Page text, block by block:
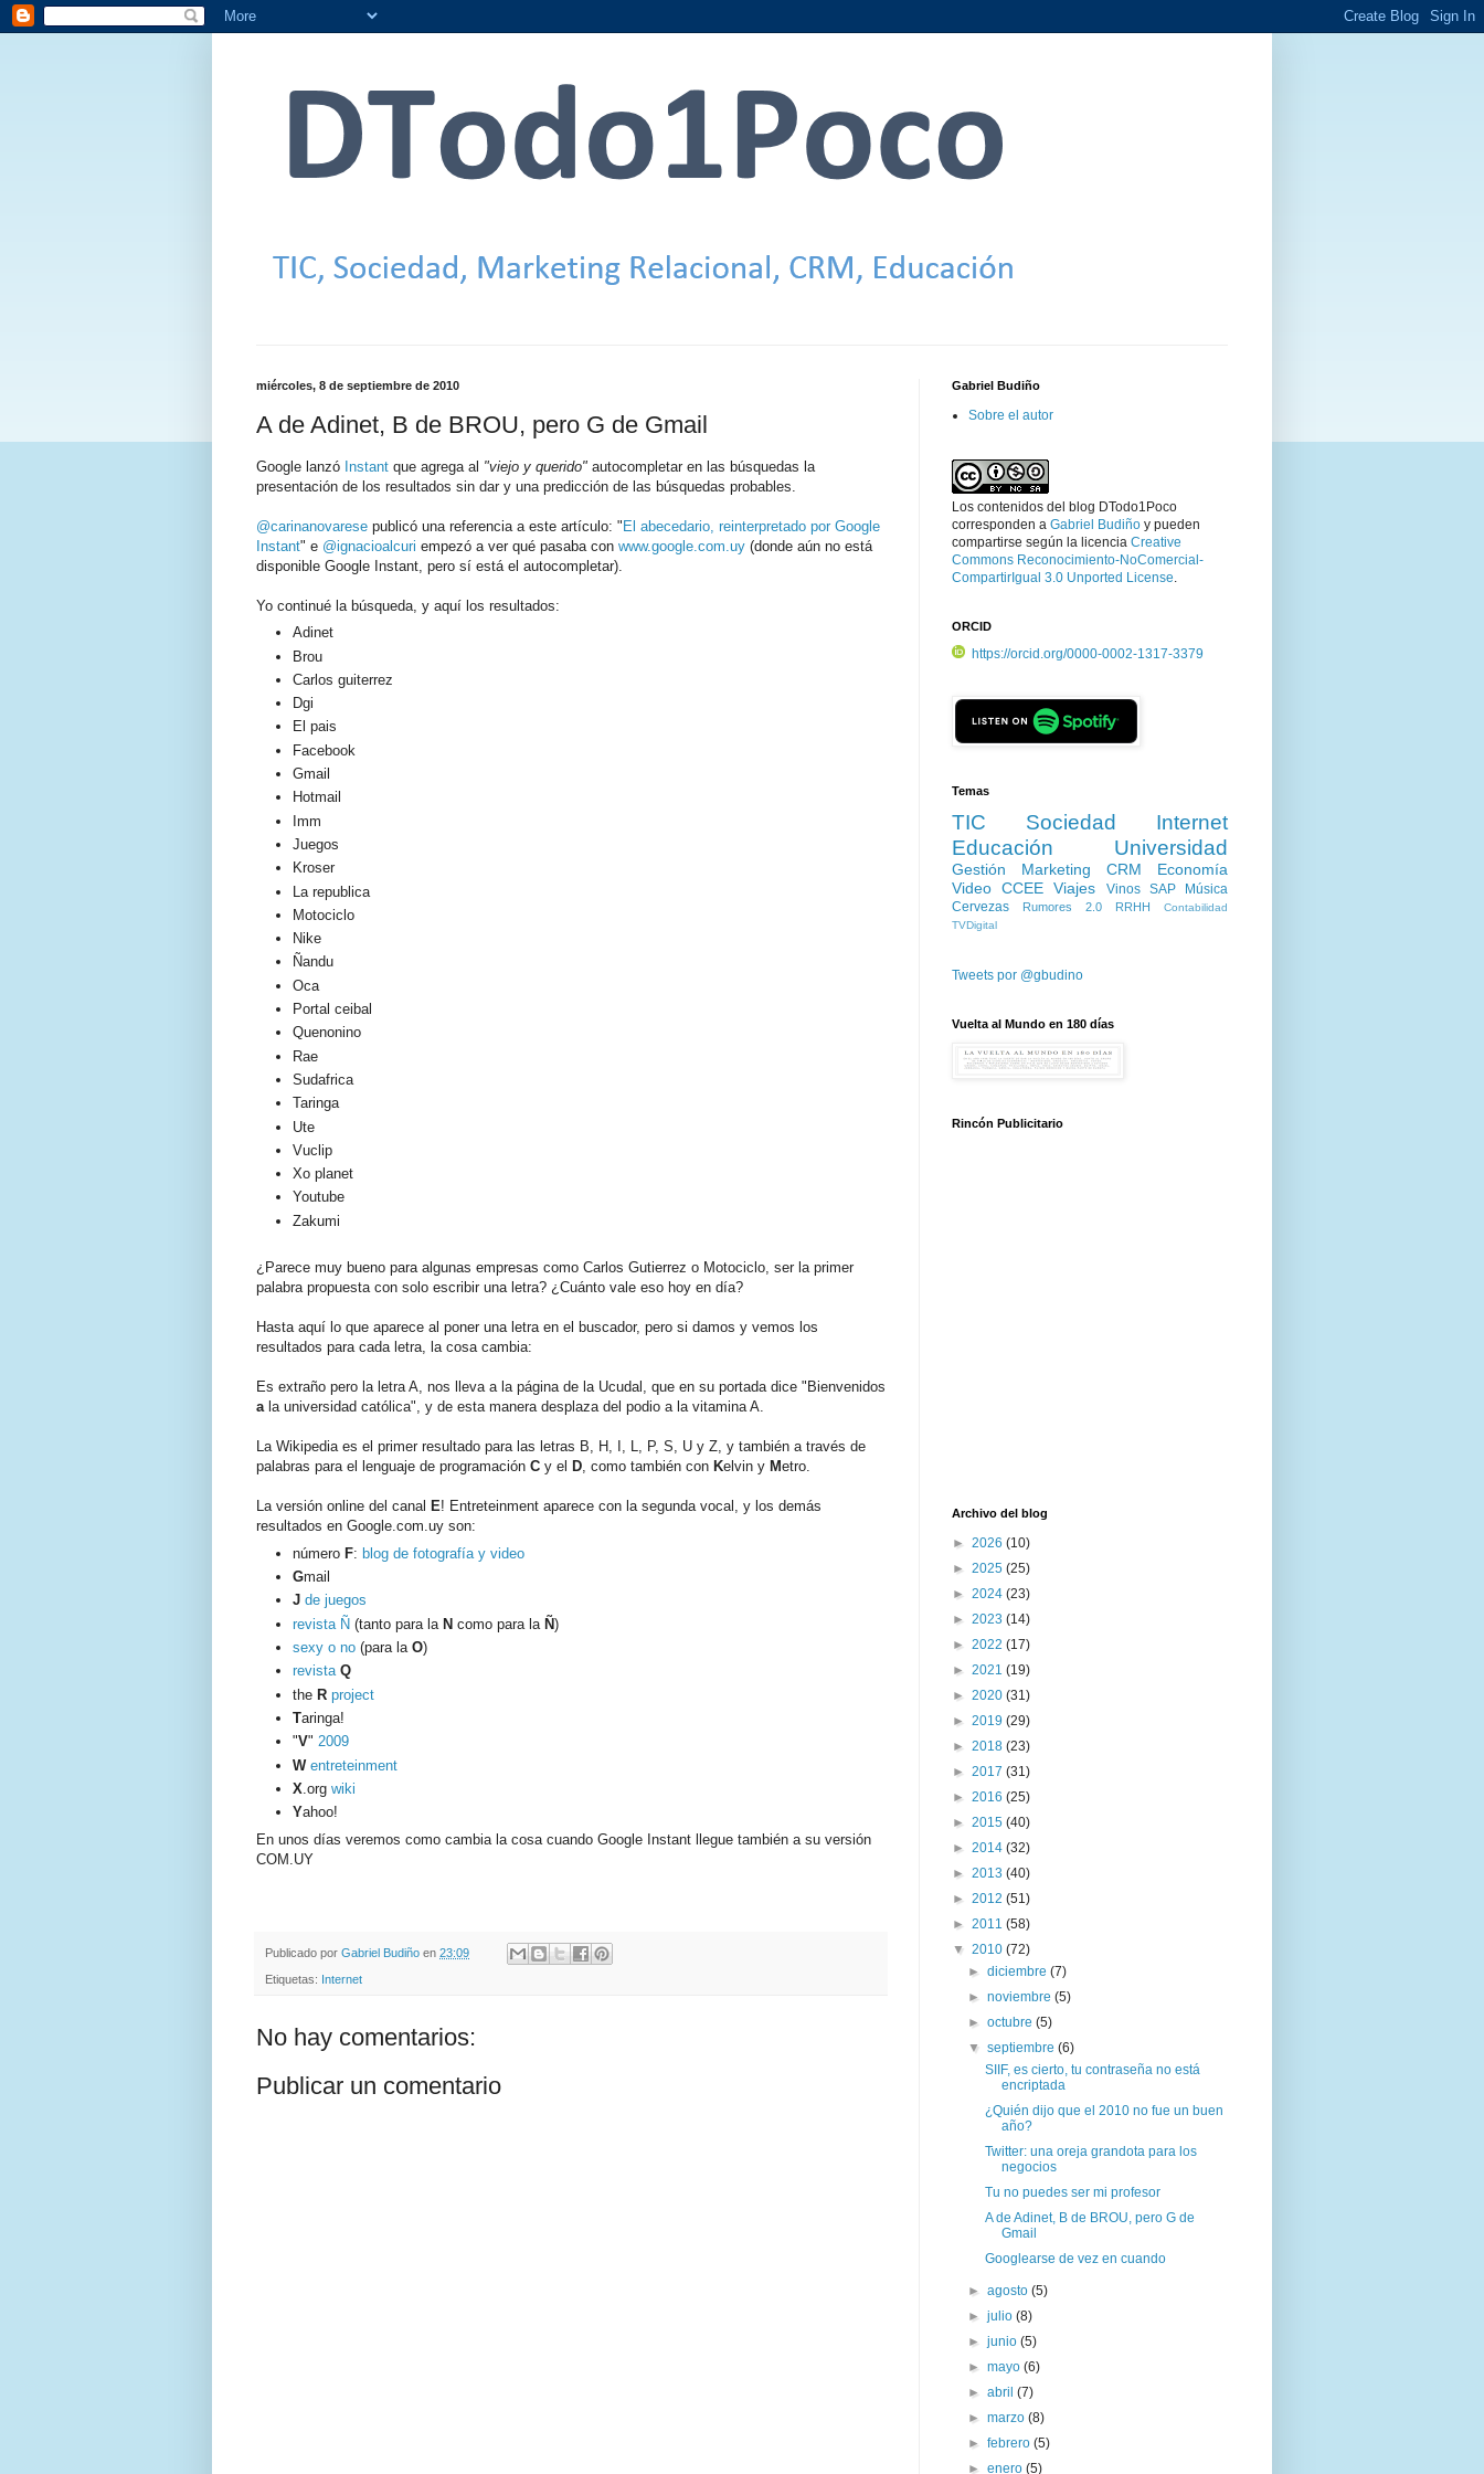
miércoles, 8 de septiembre de 2010
A de Adinet, B de BROU, pero G de Gmail
Google lanzó Instant que agrega al "viejo y querido" autocompletar en las búsquedas la
presentación de los resultados sin dar y una predicción de las búsquedas probables.
@carinanovarese publicó una referencia a este artículo: "El abecedario, reinterpretado por Google
Instant" e @ignacioalcuri empezó a ver qué pasaba con www.google.com.uy (donde aún no está
disponible Google Instant, pero sí está el autocompletar).
Yo continué la búsqueda, y aquí los resultados:
Adinet
Brou
Carlos guiterrez
Dgi
El pais
Facebook
Gmail
Hotmail
Imm
Juegos
Kroser
La republica
Motociclo
Nike
Ñandu
Oca
Portal ceibal
Quenonino
Rae
Sudafrica
Taringa
Ute
Vuclip
Xo planet
Youtube
Zakumi
¿Parece muy bueno para algunas empresas como Carlos Gutierrez o Motociclo, ser la primer
palabra propuesta con solo escribir una letra? ¿Cuánto vale eso hoy en día?
Hasta aquí lo que aparece al poner una letra en el buscador, pero si damos y vemos los
resultados para cada letra, la cosa cambia:
Es extraño pero la letra A, nos lleva a la página de la Ucudal, que en su portada dice "Bienvenidos
ala universidad católica", y de esta manera desplaza del podio a la vitamina A.
La Wikipedia es el primer resultado para las letras B, H, I, L, P, S, U y Z, y también a través de
palabras para el lenguaje de programación C y el D, como también con Kelvin y Metro.
La versión online del canal E! Entreteinment aparece con la segunda vocal, y los demás
resultados en Google.com.uy son:
número F: blog de fotografía y video
Gmail
J de juegos
revista Ñ (tanto para la N como para la Ñ)
sexy o no (para la O)
revista Q
the R project
Taringa!
"V" 2009
W entreteinment
X .org wiki
Yahoo!
En unos días veremos como cambia la cosa cuando Google Instant llegue también a su versión
COM.UY
Publicado por Gabriel Budiño en 23:09
Etiquetas: Internet
No hay comentarios:
Publicar un comentario
Gabriel Budiño
Sobre el autor
Los contenidos del blog DTodo1Poco
corresponden a Gabriel Budiño y pueden
compartirse según la licencia Creative
Commons Reconocimiento-NoComercial-
CompartirIgual 3.0 Unported License.
ORCID
https://orcid.org/0000-0002-1317-3379
Temas
TIC Sociedad
Internet
Educación
Universidad
Gestión Marketing CRM
Economía
Video CCEE Viajes Vinos SAP
Música
Cervezas
Rumores 2.0 RRHH
Contabilidad
TVDigital
Tweets por @gbudino
Vuelta al Mundo en 180 días
Rincón Publicitario
Archivo del blog
► 2026 (10)
► 2025 (25)
► 2024 (23)
► 2023 (14)
► 2022 (17)
► 2021 (19)
► 2020 (31)
► 2019 (29)
► 2018 (23)
► 2017 (31)
► 2016 (25)
► 2015 (40)
► 2014 (32)
► 2013 (40)
► 2012 (51)
► 2011 (58)
▼ 2010 (72)
►diciembre(7)
►noviembre(5)
►octubre(5)
▼septiembre(6)
SIIF, es cierto, tu contraseña no está
encriptada
¿Quién dijo que el 2010 no fue un buen
año?
Twitter: una oreja grandota para los
negocios
Tu no puedes ser mi profesor
A de Adinet, B de BROU, pero G de
Gmail
Googlearse de vez en cuando
►agosto(5)
►julio(8)
►junio(5)
►mayo(6)
►abril(7)
►marzo(8)
►febrero(5)
►enero(5)